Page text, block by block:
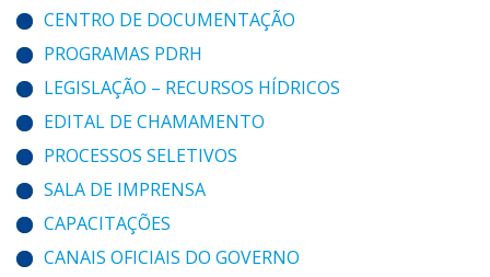
CENTRO DE DOCUMENTAÇÃO
PROGRAMAS PDRH
LEGISLAÇÃO – RECURSOS HÍDRICOS
EDITAL DE CHAMAMENTO
PROCESSOS SELETIVOS
SALA DE IMPRENSA
CAPACITAÇÕES
CANAIS OFICIAIS DO GOVERNO